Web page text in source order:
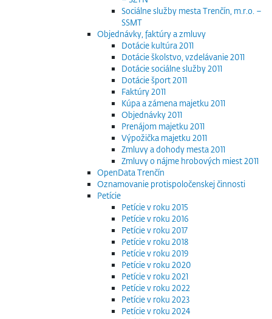
Sociálne služby mesta Trenčín, m.r.o. –
SSMT
Objednávky, faktúry a zmluvy
Dotácie kultúra 2011
Dotácie školstvo, vzdelávanie 2011
Dotácie sociálne služby 2011
Dotácie šport 2011
Faktúry 2011
Kúpa a zámena majetku 2011
Objednávky 2011
Prenájom majetku 2011
Výpožička majetku 2011
Zmluvy a dohody mesta 2011
Zmluvy o nájme hrobových miest 2011
OpenData Trenčín
Oznamovanie protispoločenskej činnosti
Petície
Petície v roku 2015
Petície v roku 2016
Petície v roku 2017
Petície v roku 2018
Petície v roku 2019
Petície v roku 2020
Petície v roku 2021
Petície v roku 2022
Petície v roku 2023
Petície v roku 2024